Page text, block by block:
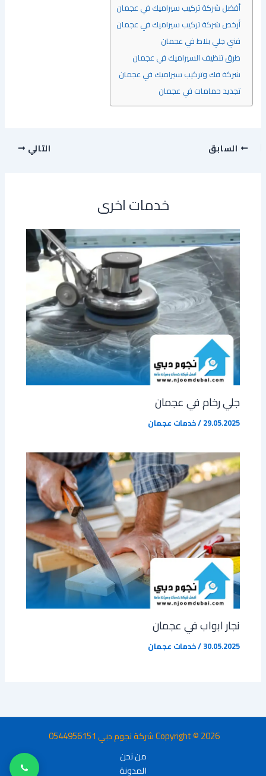
أفضل شركة تركيب سيراميك في عجمان
أرخص شركة تركيب سيراميك في عجمان
فني جلي بلاط في عجمان
طرق تنظيف السيراميك في عجمان
شركة فك وتركيب سيراميك في عجمان
تجديد حمامات في عجمان
السابق التالي
خدمات اخرى
جلي رخام في عجمان
29.05.2025
/خدمات عجمان
نجار ابواب في عجمان
30.05.2025
/خدمات عجمان
Copyright © 2026 شركة نجوم دبي 0544956151
من نحن
المدونة